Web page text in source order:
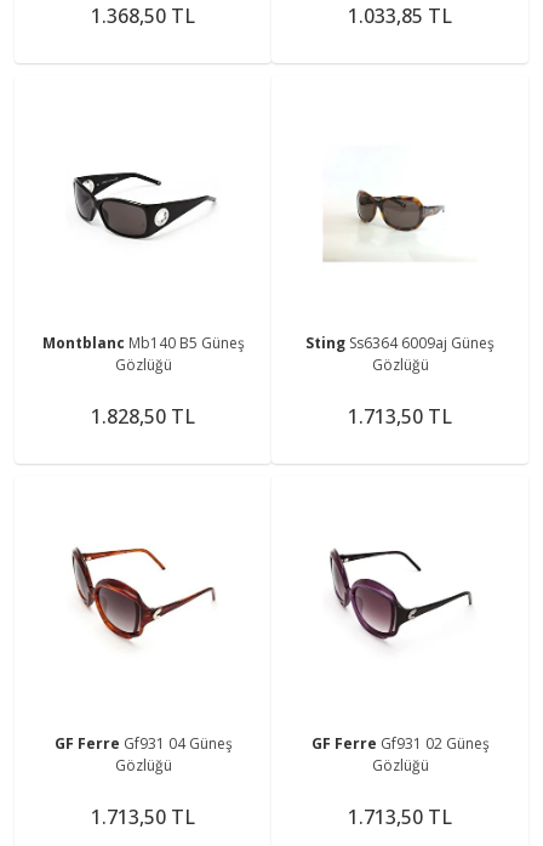
1.368,50 TL 1.033,85 TL
Montblanc Mb140 B5 Güneş
Gözlüğü
1.828,50 TL
Sting Ss6364 6009aj Güneş
Gözlüğü
1.713,50 TL
GF Ferre Gf931 04 Güneş
Gözlüğü
1.713,50 TL
GF Ferre Gf931 02 Güneş
Gözlüğü
1.713,50 TL